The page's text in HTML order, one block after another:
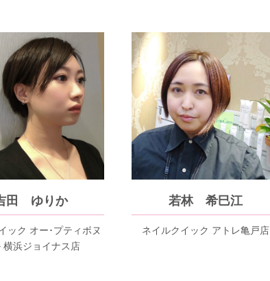
田 ゆりか
ック オー･プティボヌ
横浜ジョイナス店
若林 希巳江
ネイルクイック アトレ亀戸店